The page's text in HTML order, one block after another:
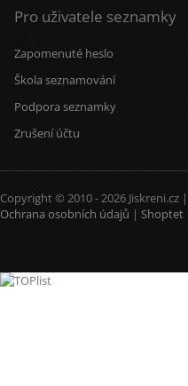
Pro uživatele seznamky
Zapomenuté heslo
Škola seznamování
Podpora seznamky
Zrušení účtu
Copyright © 2010 - 2026 Jiskreni.cz |
Ochrana osobních údajů | Shoptet